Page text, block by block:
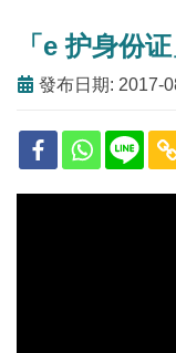
「e 护身份
發布日期: 2017-